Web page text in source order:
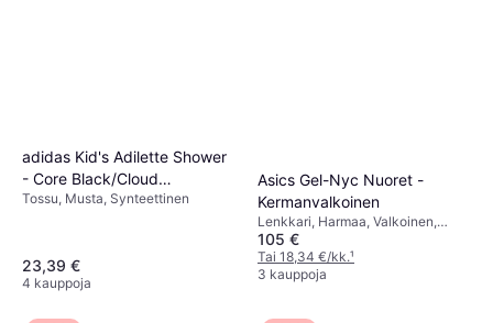
adidas Kid's Adilette Shower
- Core Black/Cloud
White/Core Black
Tossu, Musta, Synteettinen
23,39 €
4 kauppoja
Asics Gel-Nyc Nuoret -
Kermanvalkoinen
Lenkkari, Harmaa, Valkoinen,
Hopea, Musta, Beige, Verkko,
Tekstiili, Synteettinen
105 €
Tai 18,34 €/kk.¹
3 kauppoja